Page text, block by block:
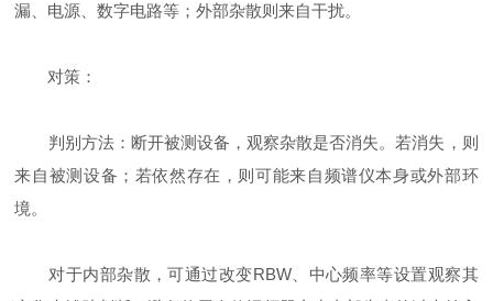
漏、电源、数字电路等；外部杂散则来自干扰。
对策：
判别方法：断开被测设备，观察杂散是否消失。若消失，则
来自被测设备；若依然存在，则可能来自频谱仪本身或外部环
境。
对于内部杂散，可通过改变RBW、中心频率等设置观察其